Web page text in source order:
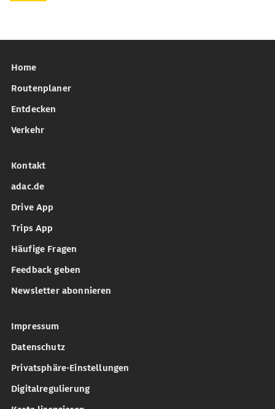
Home
Routenplaner
Entdecken
Verkehr
Kontakt
adac.de
Drive App
Trips App
Häufige Fragen
Feedback geben
Newsletter abonnieren
Impressum
Datenschutz
Privatsphäre-Einstellungen
Digitalregulierung